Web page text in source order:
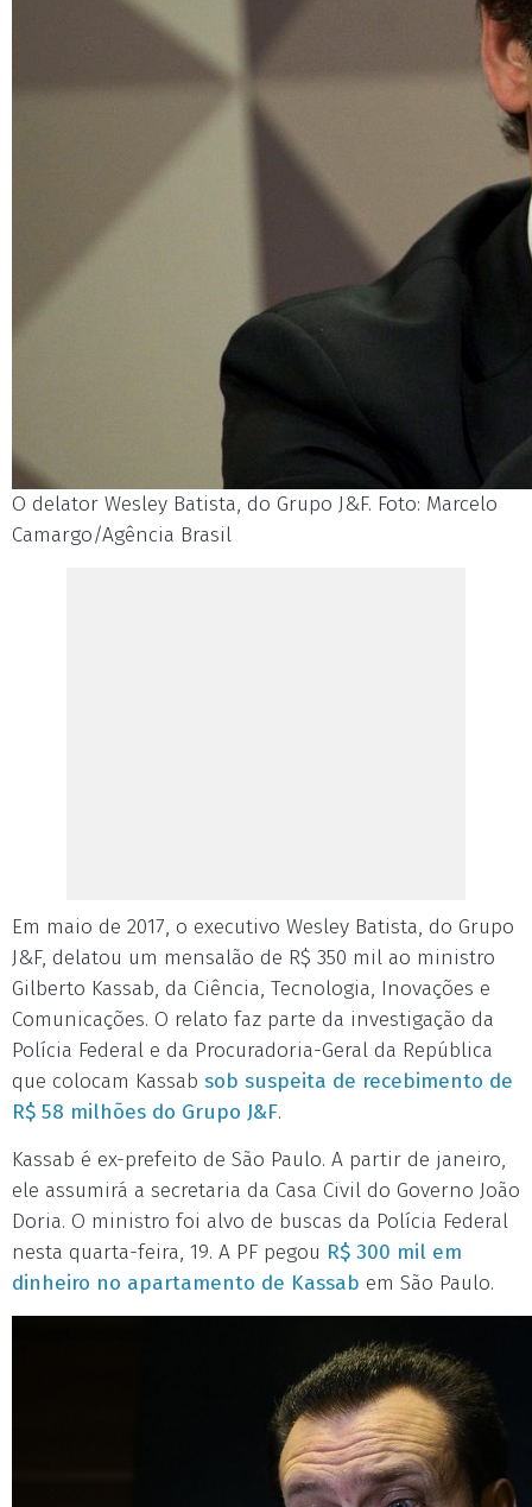
O delator Wesley Batista, do Grupo J&F. Foto: Marcelo
Camargo/Agência Brasil
Em maio de 2017, o executivo Wesley Batista, do Grupo
J&F, delatou um mensalão de R$ 350 mil ao ministro
Gilberto Kassab, da Ciência, Tecnologia, Inovações e
Comunicações. O relato faz parte da investigação da
Polícia Federal e da Procuradoria-Geral da República
que colocam Kassab sob suspeita de recebimento de
R$ 58 milhões do Grupo J&F.
Kassab é ex-prefeito de São Paulo. A partir de janeiro,
ele assumirá a secretaria da Casa Civil do Governo João
Doria. O ministro foi alvo de buscas da Polícia Federal
nesta quarta-feira, 19. A PF pegou R$ 300 mil em
dinheiro no apartamento de Kassab em São Paulo.